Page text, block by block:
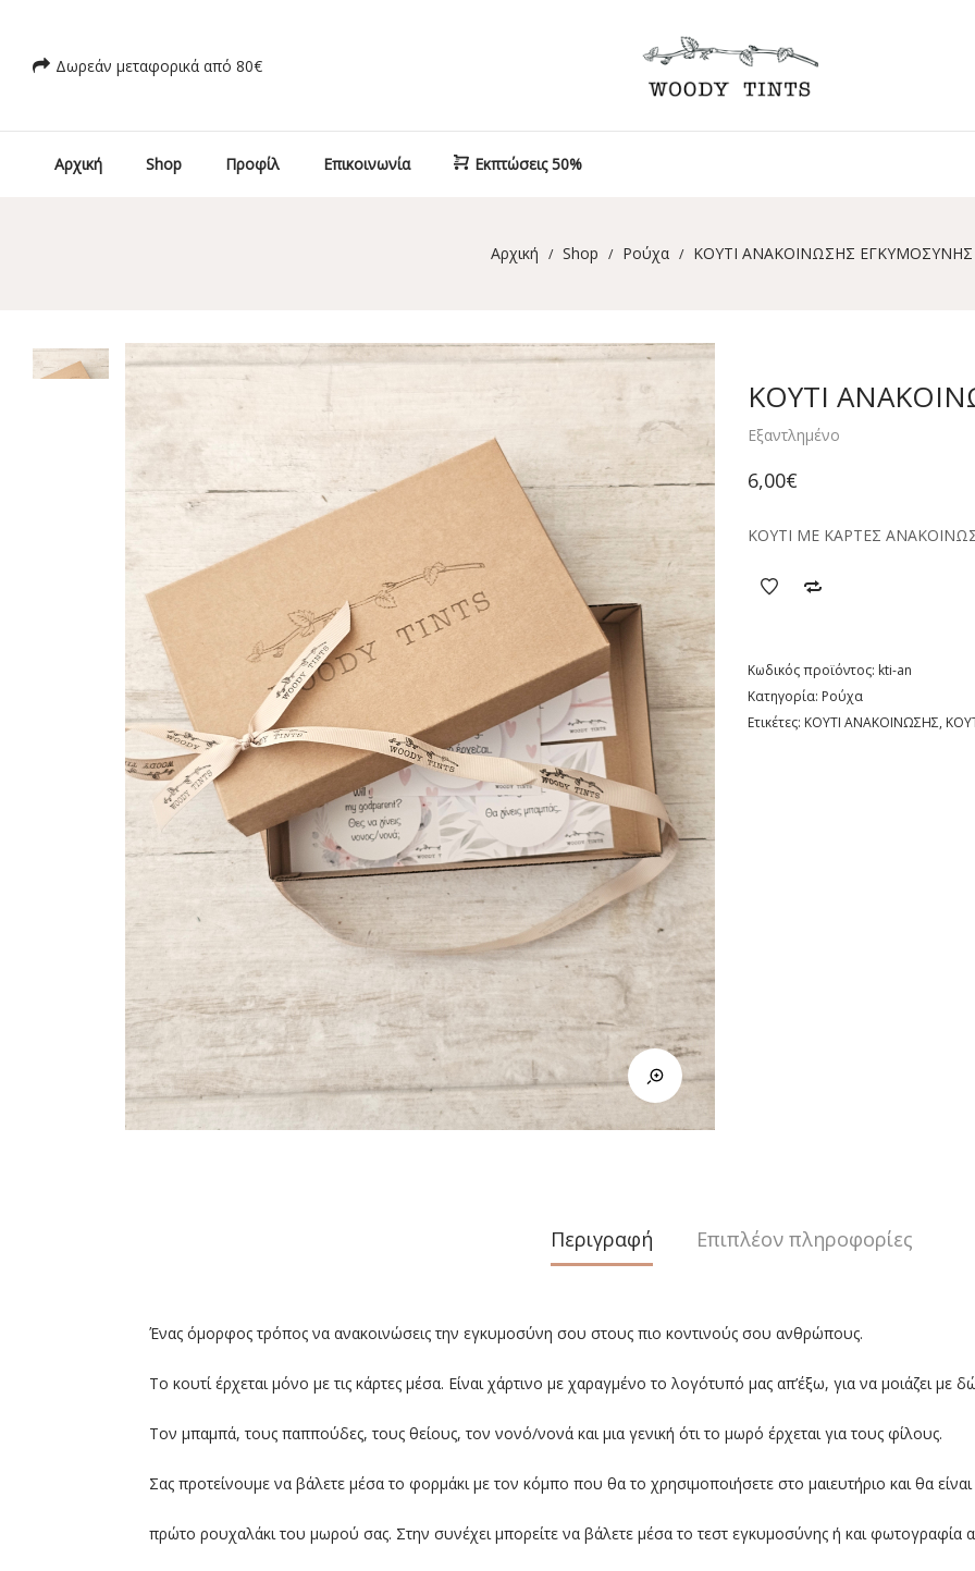
Δωρεάν μεταφορικά από 80€
Αρχική Shop Προφίλ Επικοινωνία Εκπτώσεις 50%
Αρχική / Shop / Ρούχα / ΚΟΥΤΙ ΑΝΑΚΟΙΝΩΣΗΣ ΕΓΚΥΜΟΣΥΝΗΣ
ΚΟΥΤΙ
Εξαντλημένο
6,00€
ΚΟΥΤΙ ΜΕ ΚΑΡΤΕΣ
Κωδικός προϊόντος: kti-an
Κατηγορία: Ρούχα
Ετικέτες: ΚΟΥΤΙ ΑΝΑΚΟΙΝΩΣΗΣ,
Περιγραφή Επιπλέον πληροφορίες
Ένας όμορφος τρόπος να ανακοινώσεις την εγκυμοσύνη σου στους πιο κοντινούς σου ανθρώπους.
Το κουτί έρχεται μόνο με τις κάρτες μέσα. Είναι χάρτινο με χαραγμένο το λογότυπό μας απ’έξω, για να μοιάζει με
Τον μπαμπά, τους παππούδες, τους θείους, τον νονό/νονά και μια γενική ότι το μωρό έρχεται για τους φίλους.
Σας προτείνουμε να βάλετε μέσα το φορμάκι με τον κόμπο που θα το χρησιμοποιήσετε στο μαιευτήριο και θα είναι
πρώτο ρουχαλάκι του μωρού σας. Στην συνέχει μπορείτε να βάλετε μέσα το τεστ εγκυμοσύνης ή και φωτογραφία